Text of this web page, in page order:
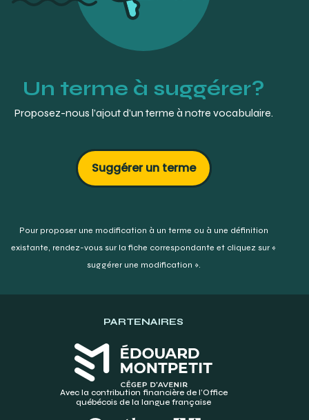
gdt/fiche/8483755/pied-a-coulisse
Great Lakes Dental Technologies :
https://www.greatlakesdentaltech.com/orthodontic-
Un terme à suggérer?
Proposez-nous l’ajout d’un terme à notre vocabulaire.
Suggérer un terme
Pour proposer une modification à un terme ou à une définition
existante, rendez-vous sur la fiche correspondante et cliquez sur «
suggérer une modification ».
PARTENAIRES
Avec la contribution financière de l’Office
québécois de la langue française